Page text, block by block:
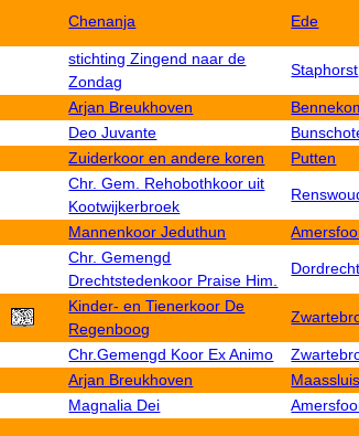
Chenanja Ede
stichting Zingend naar de
Zondag
Staphorst
Arjan Breukhoven
Deo Juvante
Zuiderkoor en andere koren Putten
Chr. Gem. Rehobothkoor uit
Kootwijkerbroek
Mannenkoor Jeduthun
Chr. Gemengd
Drechtstedenkoor Praise Him.
Dordrecht
Kinder- en Tienerkoor De
Regenboog
Chr.Gemengd Koor Ex Animo
Arjan Breukhoven Maassluis
Magnalia Dei